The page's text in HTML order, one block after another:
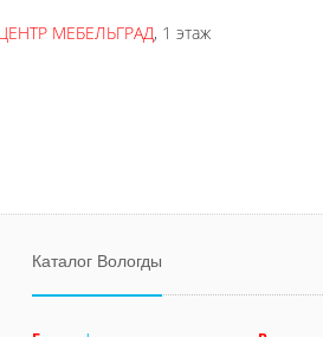
МЕБЕЛЬГРАД, 1 этаж
Каталог Вологды